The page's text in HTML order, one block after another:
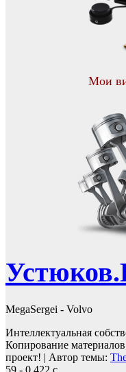
Мои
MegaSergei - Volvo
Интеллектуальная
Копирование
проект! | Автор темы:
59 - 0,422 с.